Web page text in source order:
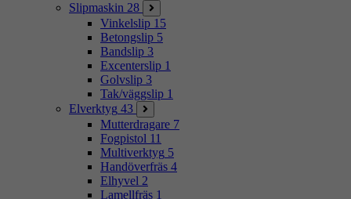
Slipmaskin 28
Vinkelslip 15
Betongslip 5
Bandslip 3
Excenterslip 1
Golvslip 3
Tak/väggslip 1
Elverktyg 43
Mutterdragare 7
Fogpistol 11
Multiverktyg 5
Handöverfräs 4
Elhyvel 2
Lamellfräs 1